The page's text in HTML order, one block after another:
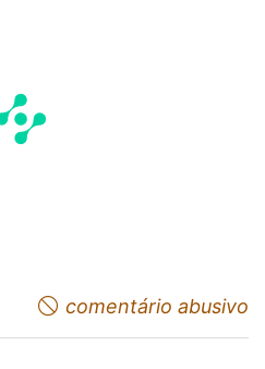
appreciate
comentário abusivo